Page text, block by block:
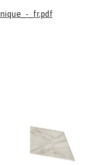
_fr.pdf